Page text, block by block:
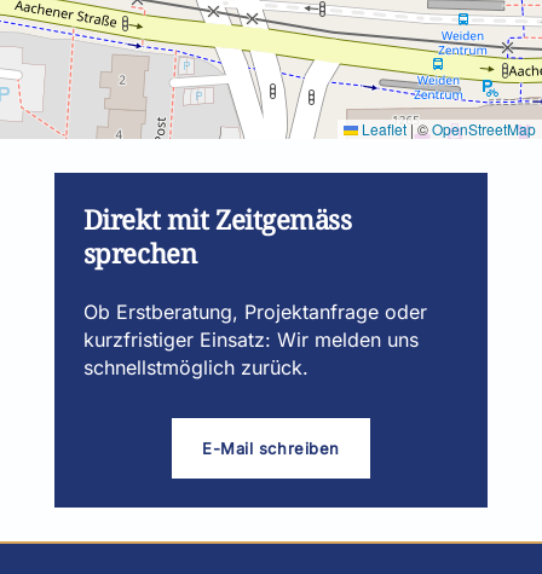
Leaflet |©OpenStreetMap
Direkt mit Zeitgemäss
sprechen
Ob Erstberatung, Projektanfrage oder
kurzfristiger Einsatz: Wir melden uns
schnellstmöglich zurück.
E-Mail schreiben